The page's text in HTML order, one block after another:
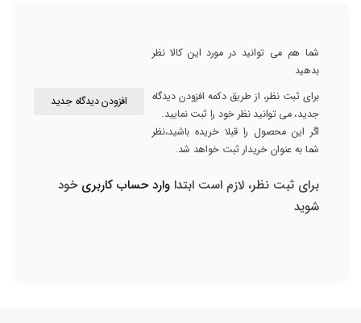
شما هم می توانید در مورد این کالا نظر
بدهید
برای ثبت نظر، از طریق دکمه افزودن دیدگاه
جدید، می توانید نظر خود را ثبت نمایید.
اگر این محصول را قبلا خریده باشید،نظر
شما به عنوان خریدار ثبت خواهد شد.
افزودن دیدگاه جدید
برای ثبت نظر، لازم است ابتدا وارد حساب کاربریخود
شوید